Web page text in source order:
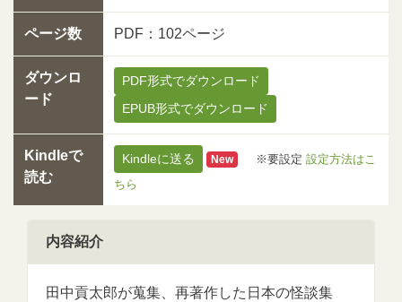
ページ数 PDF：102ページ
ダウンロ
ード
PDF形式でダウンロード
EPUB形式でダウンロード
Kindleで
読む
Kindleに送る New ※要設定 設定方法はこ
ちら
内容紹介
田中貢太郎が蒐集、再著作した日本の怪談集